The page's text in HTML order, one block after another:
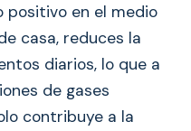
positivo en el medio
casa, reduces la
diarios, lo que a
de gases
contribuye a la